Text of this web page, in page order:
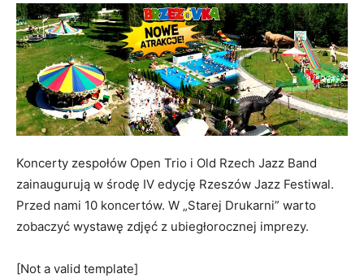
Koncerty zespołów Open Trio i Old Rzech Jazz Band
zainaugurują w środę IV edycję Rzeszów Jazz Festiwal.
Przed nami 10 koncertów. W „Starej Drukarni” warto
zobaczyć wystawę zdjęć z ubiegłorocznej imprezy.
[Not a valid template]